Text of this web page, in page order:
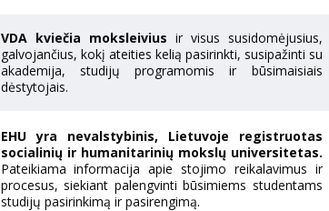
VDA kviečia moksleivius ir visus susidomėjusius,
galvojančius, kokį ateities kelią pasirinkti, susipažinti su
akademija, studijų programomis ir būsimaisiais
dėstytojais.
EHU yra nevalstybinis, Lietuvoje registruotas
socialinių ir humanitarinių mokslų universitetas.
Pateikiama informacija apie stojimo reikalavimus ir
procesus, siekiant palengvinti būsimiems studentams
studijų pasirinkimą ir pasirengimą.